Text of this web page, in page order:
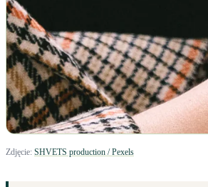
Zdjęcie: SHVETS production / Pexels